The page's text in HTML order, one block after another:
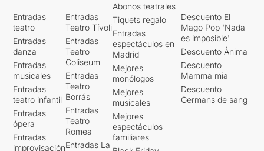
Entradas
teatro
Entradas
danza
Entradas
musicales
Entradas
teatro infantil
Entradas
ópera
Entradas
improvisación
Entradas
Teatro Tívoli
Entradas
Teatro
Coliseum
Entradas
Teatro
Borrás
Entradas
Teatro
Romea
Entradas La
Abonos teatrales
Tiquets regalo
Entradas
espectáculos en
Madrid
Mejores
monólogos
Mejores
musicales
Mejores
espectáculos
familiares
Descuento El
Mago Pop 'Nada
es imposible'
Descuento Ànima
Descuento
Mamma mia
Descuento
Germans de sang